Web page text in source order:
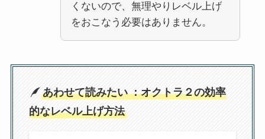
くないので、無理やりレベル上げ
をおこなう必要はありません。
あわせて読みたい ：オクトラ２の効率
的なレベル上げ方法